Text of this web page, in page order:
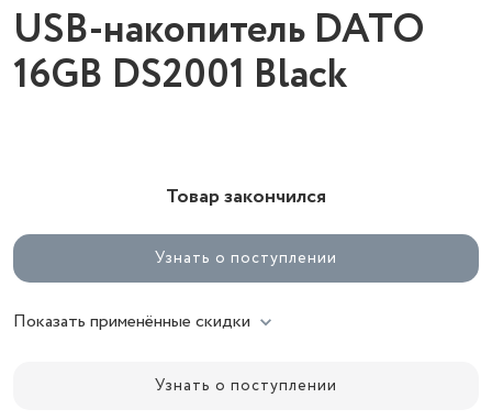
USB-накопитель DATO
16GB DS2001 Black
Товар закончился
Узнать о поступлении
Показать применённые скидки
Узнать о поступлении